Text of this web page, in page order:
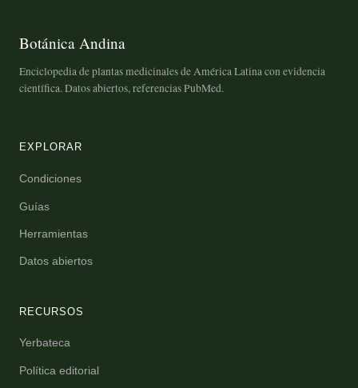
Botánica Andina
Enciclopedia de plantas medicinales de América Latina con evidencia
científica. Datos abiertos, referencias PubMed.
EXPLORAR
Condiciones
Guías
Herramientas
Datos abiertos
RECURSOS
Yerbateca
Política editorial